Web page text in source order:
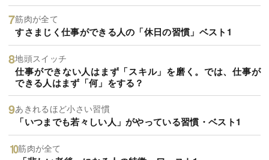
筋肉が全て
すさまじく仕事ができる人の「休日の習慣」ベスト1
地頭スイッチ
仕事ができない人はまず「スキル」を磨く。では、仕事が
できる人はまず「何」をする？
あきれるほど小さい習慣
「いつまでも若々しい人」がやっている習慣・ベスト1
筋肉が全て